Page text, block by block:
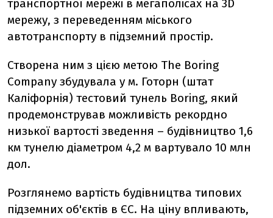
транспортної мережі в мегаполісах на 3D
мережу, з переведенням міського
автотранспорту в підземний простір.
Створена ним з цією метою The Boring
Company збудувала у м. Готорн (штат
Каліфорнія) тестовий тунель Boring, який
продемонстрував можливість рекордно
низької вартості зведення – будівництво 1,6
км тунелю діаметром 4,2 м вартувало 10 млн
дол.
Розглянемо вартість будівництва типових
підземних об'єктів в ЄС. На ціну впливають,